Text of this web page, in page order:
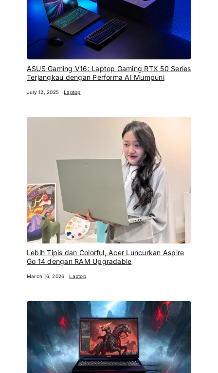
ASUS Gaming V16: Laptop Gaming RTX 50 Series
Terjangkau dengan Performa AI Mumpuni
July 12, 2025 Laptop
Lebih Tipis dan Colorful, Acer Luncurkan Aspire
Go 14 dengan RAM Upgradable
March 16, 2026 Laptop